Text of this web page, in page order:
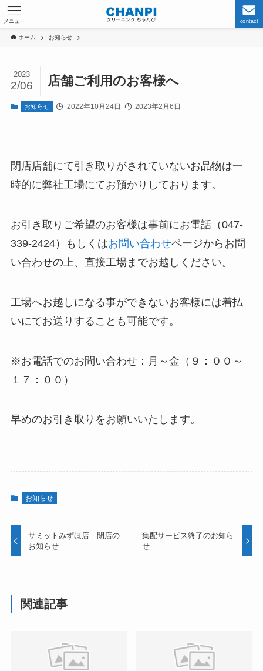
contact
メニュー
ホーム お知らせ
店舗ご利用のお客様へ
2023
2/06
お知らせ 2022年10月24日 2023年2月6日
閉店店舗にて引き取りがされていないお品物は一
時的に弊社工場にてお預かりしております。
お引き取りご希望のお客様は事前にお電話（047-
339-2424）もしくはお問い合わせページからお問
い合わせの上、直接工場までお越しください。
工場へお越しになる事ができないお客様には着払
いにてお送りすることも可能です。
※お電話でのお問い合わせ：月～金（９：００～
１７：００）
早めのお引き取りをお願いいたします。
お知らせ
サミットみずほ店 閉店の
お知らせ
集配サービス終了のお知ら
せ
関連記事